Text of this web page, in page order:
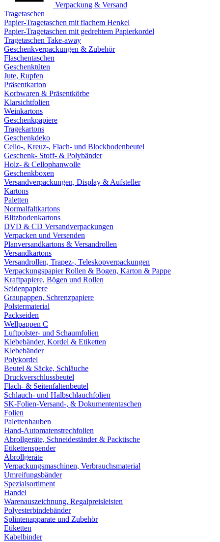
Verpackung & Versand
Tragetaschen
Papier-Tragetaschen mit flachem Henkel
Papier-Tragetaschen mit gedrehtem Papierkordel
Tragetaschen Take-away
Geschenkverpackungen & Zubehör
Flaschentaschen
Geschenktüten
Jute, Rupfen
Präsentkarton
Korbwaren & Präsentkörbe
Klarsichtfolien
Weinkartons
Geschenkpapiere
Tragekartons
Geschenkdeko
Cello-, Kreuz-, Flach- und Blockbodenbeutel
Geschenk- Stoff- & Polybänder
Holz- & Cellophanwolle
Geschenkboxen
Versandverpackungen, Display & Aufsteller
Kartons
Paletten
Normalfaltkartons
Blitzbodenkartons
DVD & CD Versandverpackungen
Verpacken und Versenden
Planversandkartons & Versandrollen
Versandkartons
Versandrollen, Trapez-, Teleskopverpackungen
Verpackungspapier Rollen & Bogen, Karton & Pappe
Kraftpapiere, Bögen und Rollen
Seidenpapiere
Graupappen, Schrenzpapiere
Polstermaterial
Packseiden
Wellpappen C
Luftpolster- und Schaumfolien
Klebebänder, Kordel & Etiketten
Klebebänder
Polykordel
Beutel & Säcke, Schläuche
Druckverschlussbeutel
Flach- & Seitenfaltenbeutel
Schlauch- und Halbschlauchfolien
SK-Folien-Versand-, & Dokumententaschen
Folien
Palettenhauben
Hand-Automatenstrechfolien
Abrollgeräte, Schneideständer & Packtische
Etikettenspender
Abrollgeräte
Verpackungsmaschinen, Verbrauchsmaterial
Umreifungsbänder
Spezialsortiment
Handel
Warenauszeichnung, Regalpreisleisten
Polyesterbindebänder
Splintenapparate und Zubehör
Etiketten
Kabelbinder